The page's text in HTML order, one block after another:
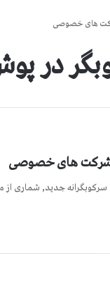
های خصوصی
شرکت های خصوصی
جدید, شماری